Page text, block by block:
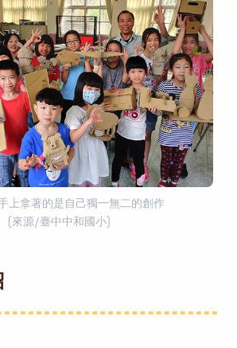
上拿著的是自己獨一無二的創作
(來源/臺中中和國小)